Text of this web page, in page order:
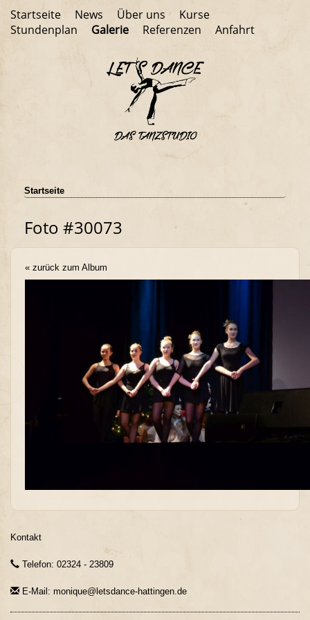
Startseite News Über uns
Kurse
Stundenplan
Galerie Referenzen Anfahrt
Startseite
Foto #30073
« zurück zum Album
Kontakt
Telefon: 02324 - 23809
E-Mail: monique@letsdance-hattingen.de